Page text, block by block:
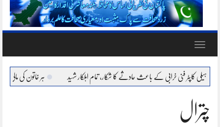
Toggle
ہیلی کاپٹر فنی خرابی کے باعث حادثے کا شکار، تمام اہلکار شہید ہر خاتون کی مالی طور پر
چترال